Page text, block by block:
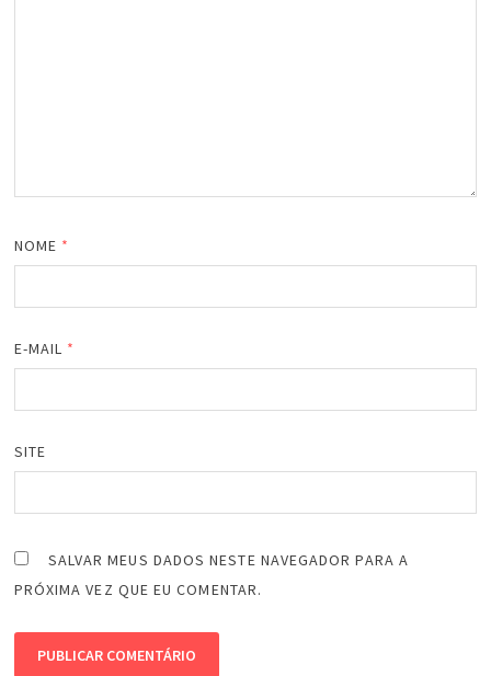
NOME *
E-MAIL *
SITE
SALVAR MEUS DADOS NESTE NAVEGADOR PARA A
PRÓXIMA VEZ QUE EU COMENTAR.